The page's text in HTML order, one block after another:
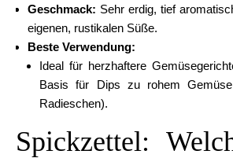
Geschmack: Sehr erdig, tief
eigenen, rustikalen Süße.
Beste Verwendung:
Ideal für herzhaftere
Basis für Dips zu rohem
Radieschen).
Spickzettel: